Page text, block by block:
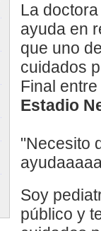
La
ayuda en
que uno
cuidados
Final entre
Estadio
"Necesito
Soy
público y